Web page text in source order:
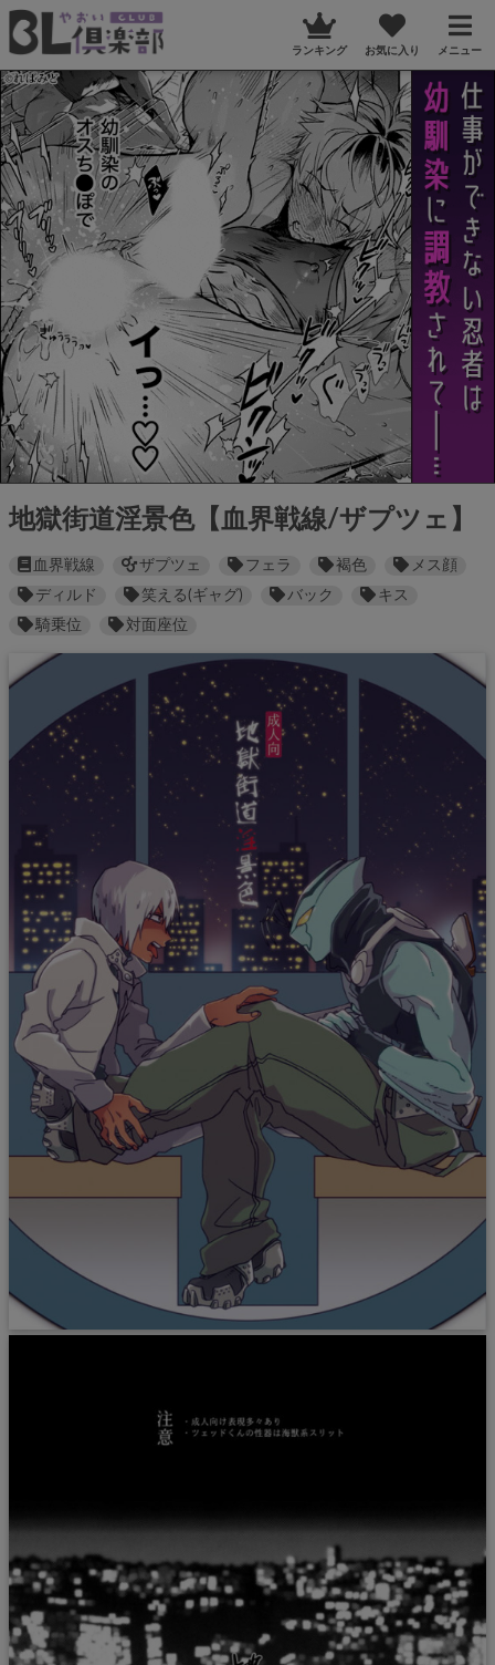
ランキング お気に入り メニュー
地獄街道淫景色【血界戦線/ザプツェ】
血界戦線 ザプツェ フェラ 褐色
メス顔
ディルド
笑える(ギャグ) バック
キス
騎乗位
対面座位